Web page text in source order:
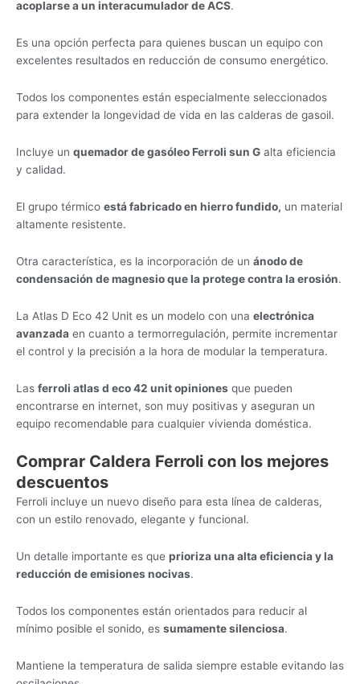
acoplarse a un interacumulador de ACS.
Es una opción perfecta para quienes buscan un equipo con
excelentes resultados en reducción de consumo energético.
Todos los componentes están especialmente seleccionados
para extender la longevidad de vida en las calderas de gasoil.
Incluye un quemador de gasóleo Ferroli sun G alta eficiencia
y calidad.
El grupo térmico está fabricado en hierro fundido, un material
altamente resistente.
Otra característica, es la incorporación de un ánodo de
condensación de magnesio que la protege contra la erosión.
La Atlas D Eco 42 Unit es un modelo con una electrónica
avanzada en cuanto a termorregulación, permite incrementar
el control y la precisión a la hora de modular la temperatura.
Las ferroli atlas d eco 42 unit opiniones que pueden
encontrarse en internet, son muy positivas y aseguran un
equipo recomendable para cualquier vivienda doméstica.
Comprar Caldera Ferroli con los mejores
descuentos
Ferroli incluye un nuevo diseño para esta línea de calderas,
con un estilo renovado, elegante y funcional.
Un detalle importante es que prioriza una alta eficiencia y la
reducción de emisiones nocivas.
Todos los componentes están orientados para reducir al
mínimo posible el sonido, es sumamente silenciosa.
Mantiene la temperatura de salida siempre estable evitando las